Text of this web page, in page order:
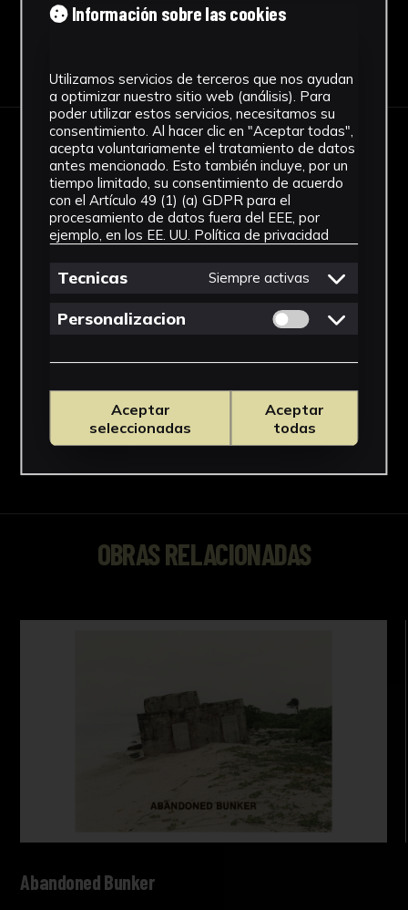
IMÁGENES
OBRAS RELACIONADAS
Abandoned Bunker
Información sobre las cookies
Utilizamos servicios de terceros que nos ayudan
a optimizar nuestro sitio web (análisis). Para
poder utilizar estos servicios, necesitamos su
consentimiento. Al hacer clic en "Aceptar todas",
acepta voluntariamente el tratamiento de datos
antes mencionado. Esto también incluye, por un
tiempo limitado, su consentimiento de acuerdo
con el Artículo 49 (1) (a) GDPR para el
procesamiento de datos fuera del EEE, por
ejemplo, en los EE. UU. Política de privacidad
Tecnicas Siempre activas
Personalizacion Permitir cookies
Aceptar
seleccionadas
Aceptar
todas